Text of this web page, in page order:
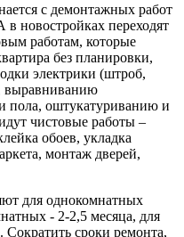
с демонтажных работ
в новостройках переходят
работам, которые
без планировки,
электрики (штроб,
выравниванию
пола, оштукатуриванию и
чистовые работы –
обоев, укладка
монтаж дверей,
для однокомнатных
- 2-2,5 месяца, для
Сократить сроки ремонта,